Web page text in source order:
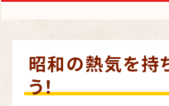
昭和の熱気を持
う！